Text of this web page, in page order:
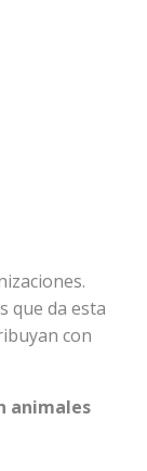
que da esta
con
animales